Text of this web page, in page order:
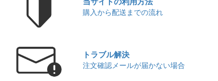
ICEBERG Dispo 2(アイスバーグ ディスポ 2)入荷いたしました!!
2026,06,13
JUUL対応型ブランド altpods / ICEPODを入荷いたしました!!
2026,05,29
【本日限定】ワールドカップ開催記念セール第2弾
2026,05,27
当サイトの利用方法
購入から配送までの流れ
トラブル解決
注文確認メールが届かない場合